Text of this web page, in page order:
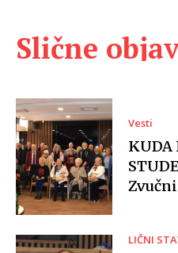
Slične
Vesti
KUDA
LIČNI